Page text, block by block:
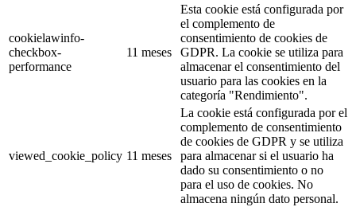
cookielawinfo-
checkbox-
performance
11 meses
Esta cookie está configurada por
el complemento de
consentimiento de cookies de
GDPR. La cookie se utiliza para
almacenar el consentimiento del
usuario para las cookies en la
categoría "Rendimiento".
viewed_cookie_policy 11 meses
La cookie está configurada por el
complemento de consentimiento
de cookies de GDPR y se utiliza
para almacenar si el usuario ha
dado su consentimiento o no
para el uso de cookies. No
almacena ningún dato personal.